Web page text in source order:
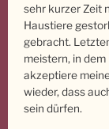
sehr kurzer Zeit
Haustiere
gebracht.
meistern, in
akzeptiere
wieder, dass
sein dürfen.